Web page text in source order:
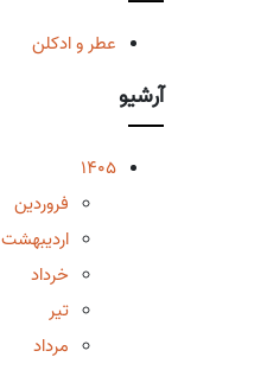
عطر و ادکلن
آرشیو
1405
فروردین
اردیبهشت
خرداد
تیر
مرداد